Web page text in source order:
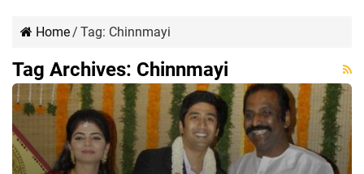
Home/ Tag: Chinnmayi
Tag Archives: Chinnmayi